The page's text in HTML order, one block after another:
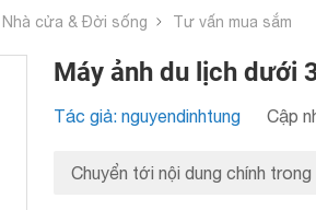
Nhà cửa & Đời sống Tư vấn mua sắm
Máy ảnh du lịch dưới
Tác giả: nguyendinhtung Cập
Chuyển tới nội dung chính trong